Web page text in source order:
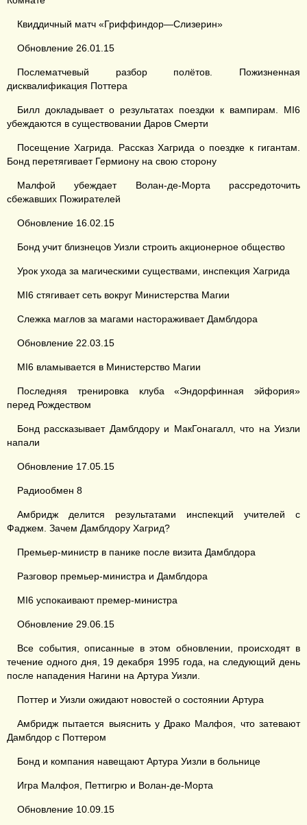
Квиддичный матч «Гриффиндор—Слизерин»
Обновление 26.01.15
Послематчевый разбор полётов. Пожизненная
дисквалификация Поттера
Билл докладывает о результатах поездки к вампирам. MI6
убеждаются в существовании Даров Смерти
Посещение Хагрида. Рассказ Хагрида о поездке к гигантам.
Бонд перетягивает Гермиону на свою сторону
Малфой убеждает Волан-де-Морта рассредоточить
сбежавших Пожирателей
Обновление 16.02.15
Бонд учит близнецов Уизли строить акционерное общество
Урок ухода за магическими существами, инспекция Хагрида
MI6 стягивает сеть вокруг Министерства Магии
Слежка маглов за магами настораживает Дамблдора
Обновление 22.03.15
MI6 вламывается в Министерство Магии
Последняя тренировка клуба «Эндорфинная эйфория»
перед Рождеством
Бонд рассказывает Дамблдору и МакГонагалл, что на Уизли
напали
Обновление 17.05.15
Радиообмен 8
Амбридж делится результатами инспекций учителей с
Фаджем. Зачем Дамблдору Хагрид?
Премьер-министр в панике после визита Дамблдора
Разговор премьер-министра и Дамблдора
MI6 успокаивают премер-министра
Обновление 29.06.15
Все события, описанные в этом обновлении, происходят в
течение одного дня, 19 декабря 1995 года, на следующий день
после нападения Нагини на Артура Уизли.
Поттер и Уизли ожидают новостей о состоянии Артура
Амбридж пытается выяснить у Драко Малфоя, что затевают
Дамблдор с Поттером
Бонд и компания навещают Артура Уизли в больнице
Игра Малфоя, Петтигрю и Волан-де-Морта
Обновление 10.09.15